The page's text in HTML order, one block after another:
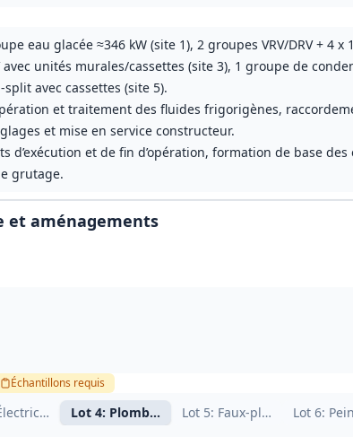
eau glacée ≈346 kW (site 1), 2 groupes VRV/DRV + 4 x
avec unités murales/cassettes (site 3), 1 groupe de
avec cassettes (site 5).
et traitement des fluides frigorigènes,
et mise en service constructeur.
d’exécution et de fin d’opération, formation de base
grutage.
et aménagements
CFO/CFA
Lot 4: Plomberie, CVC et chauffage
Lot 5: Faux-plafondsLot 6:
Échantillons requis